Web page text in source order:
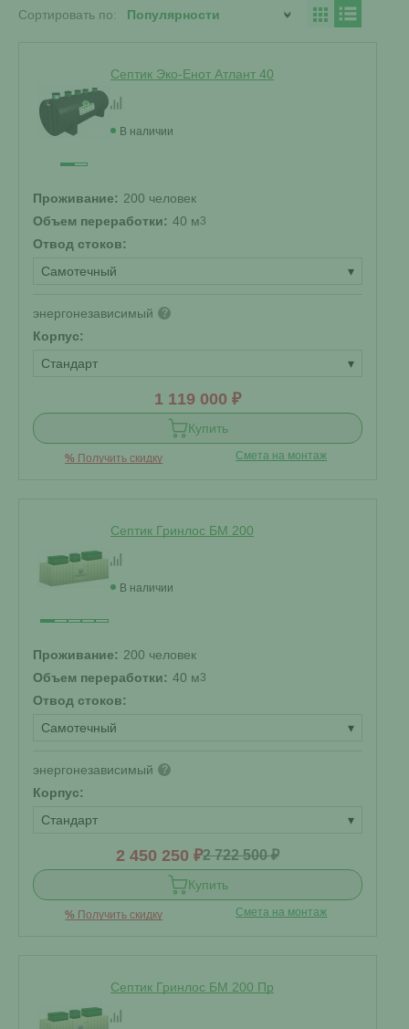
Сортировать по:
Септик Эко-Енот Атлант 40
В наличии
Проживание: 200 человек
Объем переработки: 40 м3
Отвод стоков:
Самотечный
▾
энергонезависимый ?
Корпус:
Стандарт
▾
1 119 000 ₽
Купить
% Получить скидку Смета на монтаж
Септик Гринлос БМ 200
В наличии
Проживание: 200 человек
Объем переработки: 40 м3
Отвод стоков:
Самотечный
▾
энергонезависимый ?
Корпус:
Стандарт
▾
2 450 250 ₽2 722 500 ₽
Купить
% Получить скидку Смета на монтаж
Септик Гринлос БМ 200 Пр